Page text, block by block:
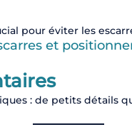
pour éviter les
et
: de petits détails